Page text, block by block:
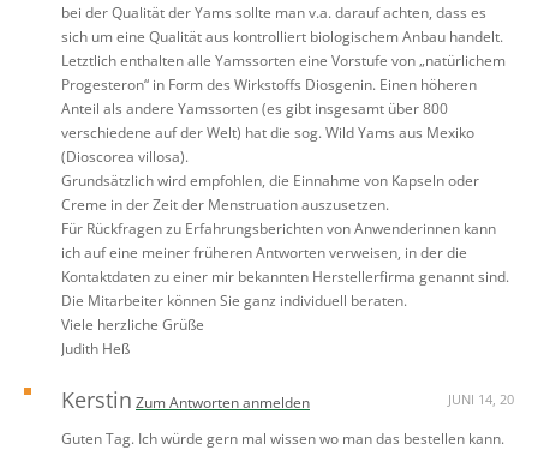
bei der Qualität der Yams sollte man v.a. darauf achten, dass es
sich um eine Qualität aus kontrolliert biologischem Anbau handelt.
Letztlich enthalten alle Yamssorten eine Vorstufe von „natürlichem
Progesteron“ in Form des Wirkstoffs Diosgenin. Einen höheren
Anteil als andere Yamssorten (es gibt insgesamt über 800
verschiedene auf der Welt) hat die sog. Wild Yams aus Mexiko
(Dioscorea villosa).
Grundsätzlich wird empfohlen, die Einnahme von Kapseln oder
Creme in der Zeit der Menstruation auszusetzen.
Für Rückfragen zu Erfahrungsberichten von Anwenderinnen kann
ich auf eine meiner früheren Antworten verweisen, in der die
Kontaktdaten zu einer mir bekannten Herstellerfirma genannt sind.
Die Mitarbeiter können Sie ganz individuell beraten.
Viele herzliche Grüße
Judith Heß
Kerstin Zum Antworten anmelden JUNI 14, 20
Guten Tag. Ich würde gern mal wissen wo man das bestellen kann.